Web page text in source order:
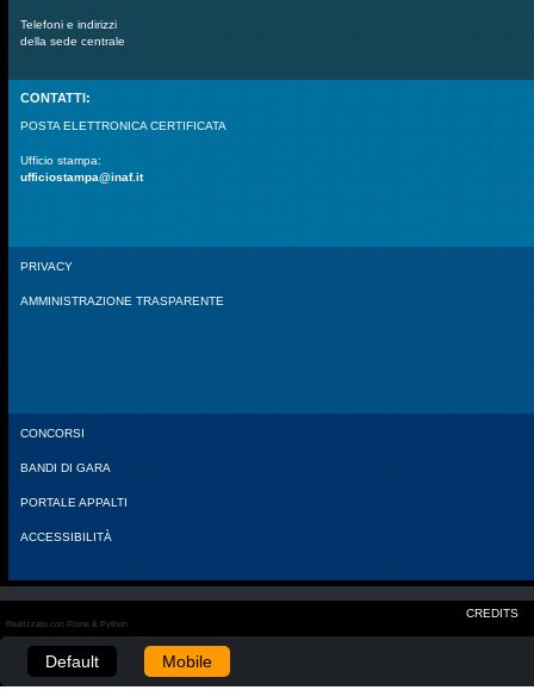
Telefoni e indirizzi
della sede centrale
CONTATTI:
POSTA ELETTRONICA CERTIFICATA
Ufficio stampa:
ufficiostampa@inaf.it
PRIVACY
AMMINISTRAZIONE TRASPARENTE
CONCORSI
BANDI DI GARA
PORTALE APPALTI
ACCESSIBILITÀ
CREDITS
Realizzato con Plone & Python
Default Mobile